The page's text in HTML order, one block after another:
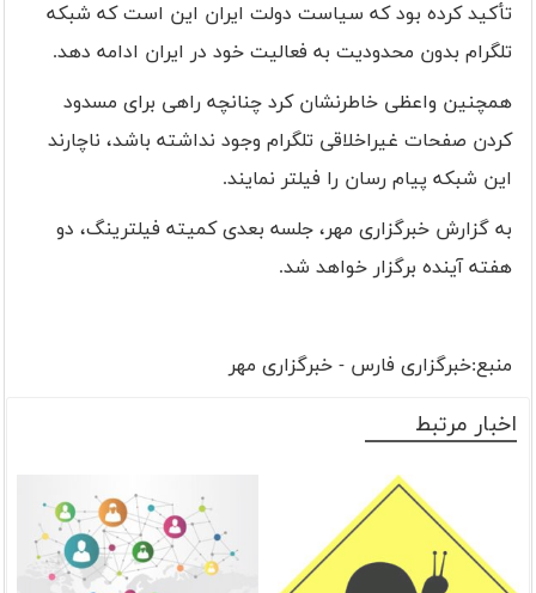
تأکید کرده بود که سیاست دولت ایران این است که شبکه
تلگرام بدون محدودیت به فعالیت خود در ایران ادامه دهد.
همچنین واعظی خاطرنشان کرد چنانچه راهی برای مسدود
کردن صفحات غیراخلاقی تلگرام وجود نداشته باشد، ناچارند
این شبکه پیام رسان را فیلتر نمایند.
به گزارش خبرگزاری مهر، جلسه بعدی کمیته فیلترینگ، دو
هفته آینده برگزار خواهد شد.
منبع:خبرگزاری فارس - خبرگزاری مهر
اخبار مرتبط